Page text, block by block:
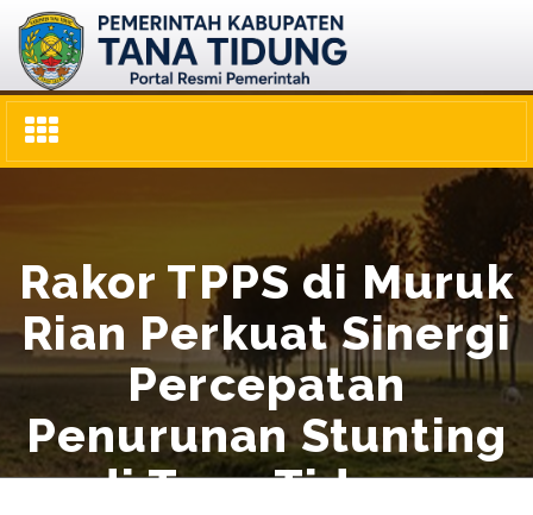
Toggle
navigation
Rakor TPPS di Muruk
Rian Perkuat Sinergi
Percepatan
Penurunan Stunting
di Tana Tidung